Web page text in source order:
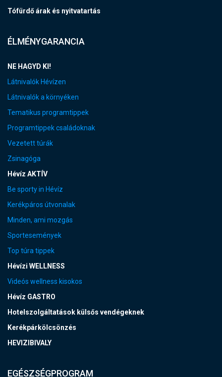
Tófürdő árak és nyitvatartás
ÉLMÉNYGARANCIA
NE HAGYD KI!
Látnivalók Hévízen
Látnivalók a környéken
Tematikus programtippek
Programtippek családoknak
Vezetett túrák
Zsinagóga
Hévíz AKTÍV
Be sporty in Hévíz
Kerékpáros útvonalak
Minden, ami mozgás
Sportesemények
Top túra tippek
Hévízi WELLNESS
Videós wellness kisokos
Hévíz GASTRO
Hotelszolgáltatások külsős vendégeknek
Kerékpárkölcsönzés
HEVIZIBIVALY
EGÉSZSÉGPROGRAM